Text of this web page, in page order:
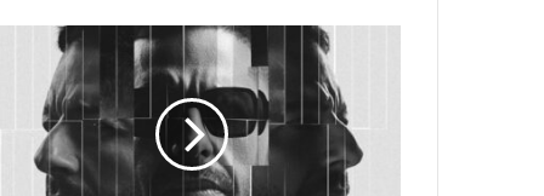
"سمعوني"..
يضرب